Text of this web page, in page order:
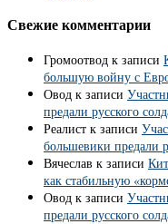
Свежие комментарии
Громоотвод к записи
большую войну с
Овод к записи
предали русского
Реалист к записи
большевики предали
Вячеслав к записи
как стабильную
Овод к записи
предали русского